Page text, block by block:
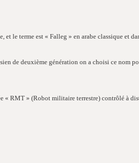
le terme est « Falleg » en arabe classique et
de deuxième génération on a choisi ce nom
RMT » (Robot militaire terrestre) contrôlé à